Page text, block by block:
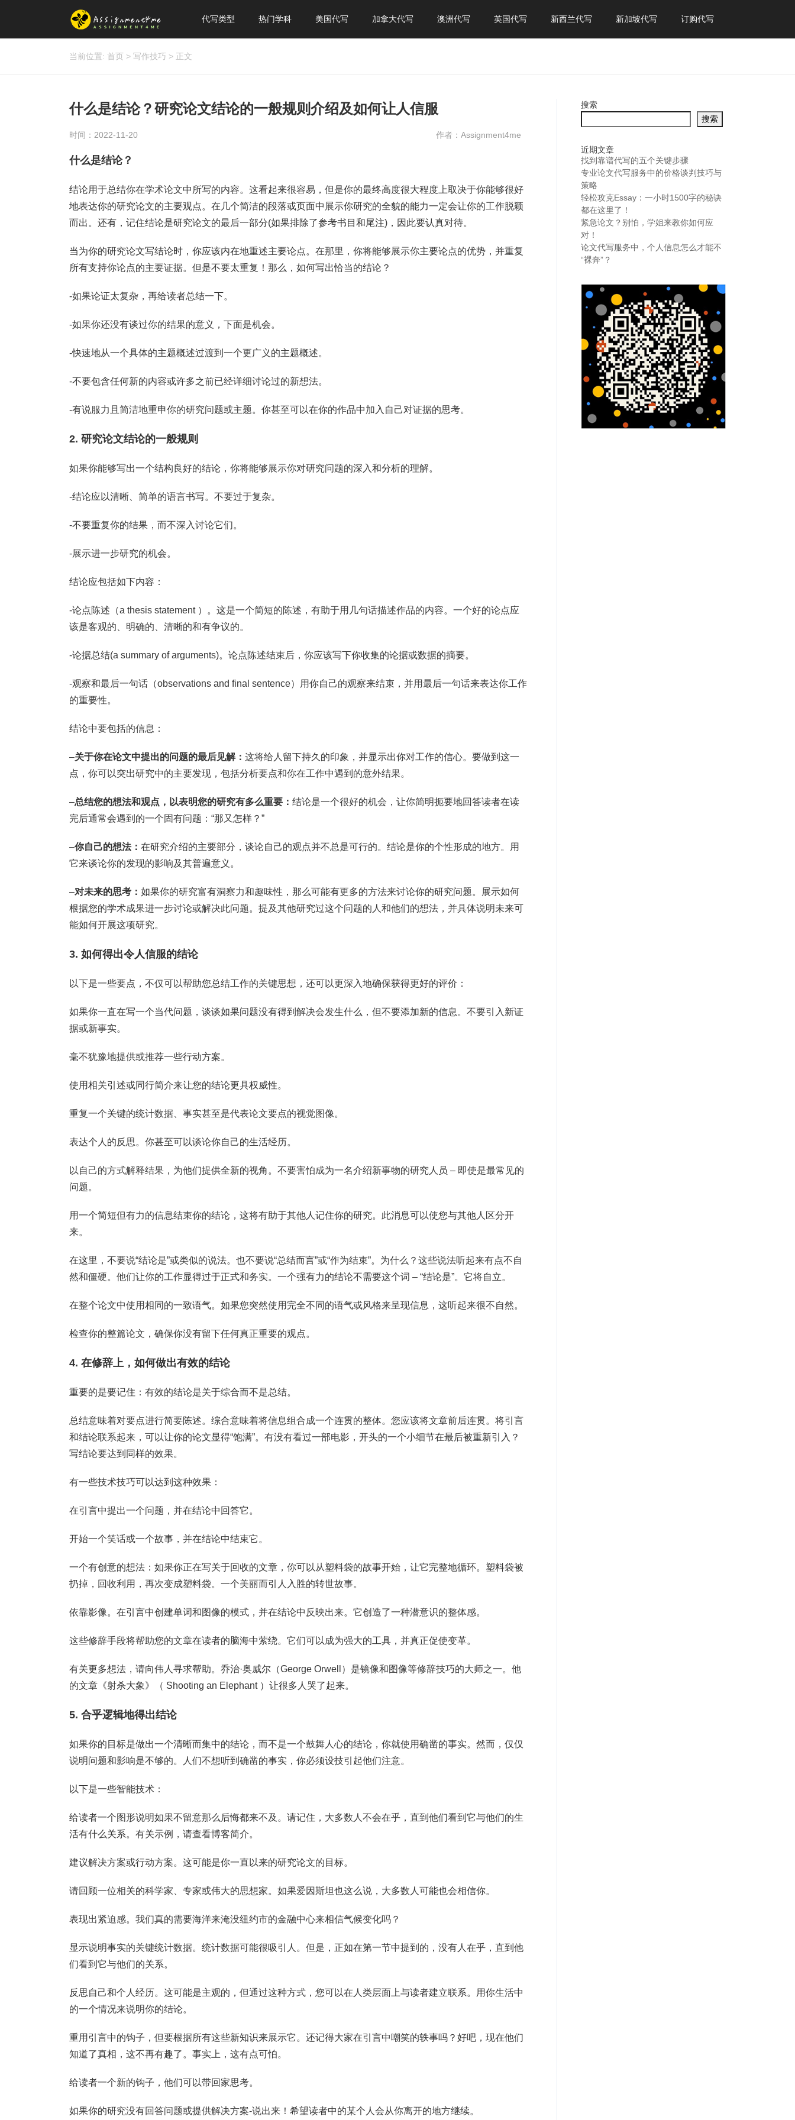
代写类型 热门学科 美国代写 加拿大代写 澳洲代写 英国代写 新西兰代写 新加坡代写 订购代写
当前位置: 首页 > 写作技巧 > 正文
什么是结论？研究论文结论的一般规则介绍及如何让人信服
时间：2022-11-20 作者：Assignment4me
什么是结论？
结论用于总结你在学术论文中所写的内容。这看起来很容易，但是你的最终高度很大程度上取决于你能够很好
地表达你的研究论文的主要观点。在几个简洁的段落或页面中展示你研究的全貌的能力一定会让你的工作脱颖
而出。还有，记住结论是研究论文的最后一部分(如果排除了参考书目和尾注)，因此要认真对待。
当为你的研究论文写结论时，你应该内在地重述主要论点。在那里，你将能够展示你主要论点的优势，并重复
所有支持你论点的主要证据。但是不要太重复！那么，如何写出恰当的结论？
-如果论证太复杂，再给读者总结一下。
-如果你还没有谈过你的结果的意义，下面是机会。
-快速地从一个具体的主题概述过渡到一个更广义的主题概述。
-不要包含任何新的内容或许多之前已经详细讨论过的新想法。
-有说服力且简洁地重申你的研究问题或主题。你甚至可以在你的作品中加入自己对证据的思考。
2. 研究论文结论的一般规则
如果你能够写出一个结构良好的结论，你将能够展示你对研究问题的深入和分析的理解。
-结论应以清晰、简单的语言书写。不要过于复杂。
-不要重复你的结果，而不深入讨论它们。
-展示进一步研究的机会。
结论应包括如下内容：
-论点陈述（a thesis statement ）。这是一个简短的陈述，有助于用几句话描述作品的内容。一个好的论点应
该是客观的、明确的、清晰的和有争议的。
-论据总结(a summary of arguments)。论点陈述结束后，你应该写下你收集的论据或数据的摘要。
-观察和最后一句话（observations and final sentence）用你自己的观察来结束，并用最后一句话来表达你工作
的重要性。
结论中要包括的信息：
–关于你在论文中提出的问题的最后见解： 这将给人留下持久的印象，并显示出你对工作的信心。要做到这一
点，你可以突出研究中的主要发现，包括分析要点和你在工作中遇到的意外结果。
–总结您的想法和观点，以表明您的研究有多么重要： 结论是一个很好的机会，让你简明扼要地回答读者在读
完后通常会遇到的一个固有问题：“那又怎样？”
–你自己的想法： 在研究介绍的主要部分，谈论自己的观点并不总是可行的。结论是你的个性形成的地方。用
它来谈论你的发现的影响及其普遍意义。
–对未来的思考： 如果你的研究富有洞察力和趣味性，那么可能有更多的方法来讨论你的研究问题。展示如何
根据您的学术成果进一步讨论或解决此问题。提及其他研究过这个问题的人和他们的想法，并具体说明未来可
能如何开展这项研究。
3. 如何得出令人信服的结论
以下是一些要点，不仅可以帮助您总结工作的关键思想，还可以更深入地确保获得更好的评价：
如果你一直在写一个当代问题，谈谈如果问题没有得到解决会发生什么，但不要添加新的信息。不要引入新证
据或新事实。
毫不犹豫地提供或推荐一些行动方案。
使用相关引述或同行简介来让您的结论更具权威性。
重复一个关键的统计数据、事实甚至是代表论文要点的视觉图像。
表达个人的反思。你甚至可以谈论你自己的生活经历。
以自己的方式解释结果，为他们提供全新的视角。不要害怕成为一名介绍新事物的研究人员 – 即使是最常见的
问题。
用一个简短但有力的信息结束你的结论，这将有助于其他人记住你的研究。此消息可以使您与其他人区分开
来。
在这里，不要说“结论是”或类似的说法。也不要说“总结而言”或“作为结束”。为什么？这些说法听起来有点不自
然和僵硬。他们让你的工作显得过于正式和务实。一个强有力的结论不需要这个词 – “结论是”。它将自立。
在整个论文中使用相同的一致语气。如果您突然使用完全不同的语气或风格来呈现信息，这听起来很不自然。
检查你的整篇论文，确保你没有留下任何真正重要的观点。
4. 在修辞上，如何做出有效的结论
重要的是要记住：有效的结论是关于综合而不是总结。
总结意味着对要点进行简要陈述。综合意味着将信息组合成一个连贯的整体。您应该将文章前后连贯。将引言
和结论联系起来，可以让你的论文显得“饱满”。有没有看过一部电影，开头的一个小细节在最后被重新引入？
写结论要达到同样的效果。
有一些技术技巧可以达到这种效果：
在引言中提出一个问题，并在结论中回答它。
开始一个笑话或一个故事，并在结论中结束它。
一个有创意的想法：如果你正在写关于回收的文章，你可以从塑料袋的故事开始，让它完整地循环。塑料袋被
扔掉，回收利用，再次变成塑料袋。一个美丽而引人入胜的转世故事。
依靠影像。在引言中创建单词和图像的模式，并在结论中反映出来。它创造了一种潜意识的整体感。
这些修辞手段将帮助您的文章在读者的脑海中萦绕。它们可以成为强大的工具，并真正促使变革。
有关更多想法，请向伟人寻求帮助。乔治·奥威尔（George Orwell）是镜像和图像等修辞技巧的大师之一。他
的文章《射杀大象》（ Shooting an Elephant ）让很多人哭了起来。
5. 合乎逻辑地得出结论
如果你的目标是做出一个清晰而集中的结论，而不是一个鼓舞人心的结论，你就使用确凿的事实。然而，仅仅
说明问题和影响是不够的。人们不想听到确凿的事实，你必须设技引起他们注意。
以下是一些智能技术：
给读者一个图形说明如果不留意那么后悔都来不及。请记住，大多数人不会在乎，直到他们看到它与他们的生
活有什么关系。有关示例，请查看博客简介。
建议解决方案或行动方案。这可能是你一直以来的研究论文的目标。
请回顾一位相关的科学家、专家或伟大的思想家。如果爱因斯坦也这么说，大多数人可能也会相信你。
表现出紧迫感。我们真的需要海洋来淹没纽约市的金融中心来相信气候变化吗？
显示说明事实的关键统计数据。统计数据可能很吸引人。但是，正如在第一节中提到的，没有人在乎，直到他
们看到它与他们的关系。
反思自己和个人经历。这可能是主观的，但通过这种方式，您可以在人类层面上与读者建立联系。用你生活中
的一个情况来说明你的结论。
重用引言中的钩子，但要根据所有这些新知识来展示它。还记得大家在引言中嘲笑的轶事吗？好吧，现在他们
知道了真相，这不再有趣了。事实上，这有点可怕。
给读者一个新的钩子，他们可以带回家思考。
如果你的研究没有回答问题或提供解决方案-说出来！希望读者中的某个人会从你离开的地方继续。
搜索
搜索
近期文章
找到靠谱代写的五个关键步骤
专业论文代写服务中的价格谈判技巧与
策略
轻松攻克Essay：一小时1500字的秘诀
都在这里了！
紧急论文？别怕，学姐来教你如何应
对！
论文代写服务中，个人信息怎么才能不
“裸奔”？